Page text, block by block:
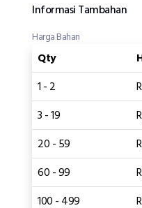
Informasi Tambahan
Harga Bahan
Qty
1 - 2
3 - 19
20 - 59
60 - 99
100 - 499